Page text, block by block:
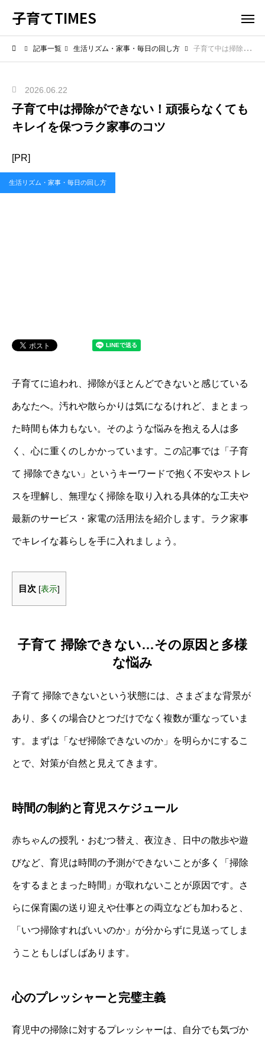
子育てTIMES
記事一覧 生活リズム・家事・毎日の回し方 子育て中は掃除ができない！頑張らなくてもキレイを保つラク家事のコツ
2026.06.22
子育て中は掃除ができない！頑張らなくても
キレイを保つラク家事のコツ
[PR]
生活リズム・家事・毎日の回し方
子育てに追われ、掃除がほとんどできないと感じている
あなたへ。汚れや散らかりは気になるけれど、まとまっ
た時間も体力もない。そのような悩みを抱える人は多
く、心に重くのしかかっています。この記事では「子育
て 掃除できない」というキーワードで抱く不安やストレ
スを理解し、無理なく掃除を取り入れる具体的な工夫や
最新のサービス・家電の活用法を紹介します。ラク家事
でキレイな暮らしを手に入れましょう。
目次 [表示]
子育て 掃除できない…その原因と多様
な悩み
子育て 掃除できないという状態には、さまざまな背景が
あり、多くの場合ひとつだけでなく複数が重なっていま
す。まずは「なぜ掃除できないのか」を明らかにするこ
とで、対策が自然と見えてきます。
時間の制約と育児スケジュール
赤ちゃんの授乳・おむつ替え、夜泣き、日中の散歩や遊
びなど、育児は時間の予測ができないことが多く「掃除
をするまとまった時間」が取れないことが原因です。さ
らに保育園の送り迎えや仕事との両立なども加わると、
「いつ掃除すればいいのか」が分からずに見送ってしま
うこともしばしばあります。
心のプレッシャーと完璧主義
育児中の掃除に対するプレッシャーは、自分でも気づか